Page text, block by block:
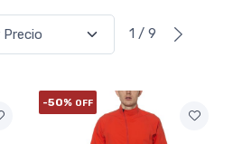
1 / 9
-50% OFF